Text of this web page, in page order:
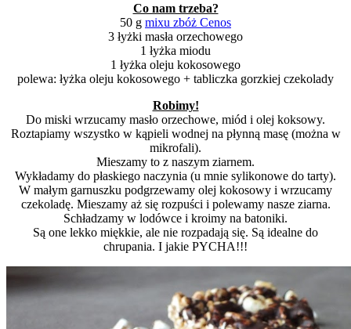
Co nam trzeba?
50 g mixu zbóż Cenos
3 łyżki masła orzechowego
1 łyżka miodu
1 łyżka oleju kokosowego
polewa: łyżka oleju kokosowego + tabliczka gorzkiej czekolady
Robimy!
Do miski wrzucamy masło orzechowe, miód i olej koksowy.
Roztapiamy wszystko w kąpieli wodnej na płynną masę (można w
mikrofali).
Mieszamy to z naszym ziarnem.
Wykładamy do płaskiego naczynia (u mnie sylikonowe do tarty).
W małym garnuszku podgrzewamy olej kokosowy i wrzucamy
czekoladę. Mieszamy aż się rozpuści i polewamy nasze ziarna.
Schładzamy w lodówce i kroimy na batoniki.
Są one lekko miękkie, ale nie rozpadają się. Są idealne do
chrupania. I jakie PYCHA!!!